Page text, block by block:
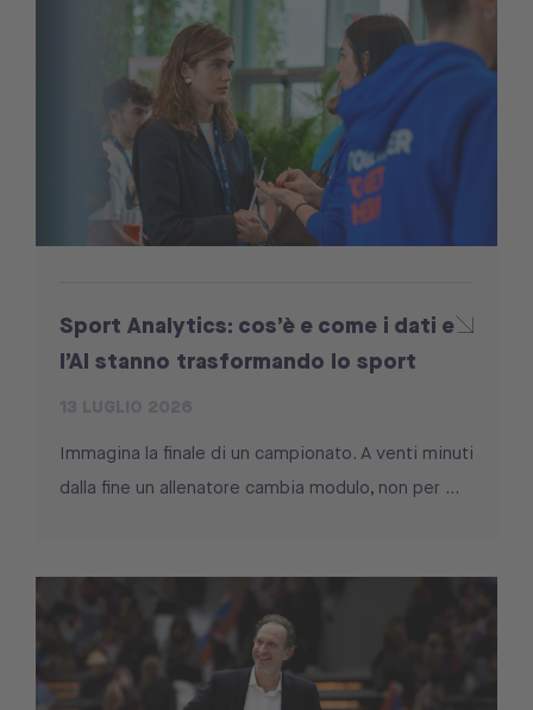
Sport Analytics: cos’è e come i dati e
l’AI stanno trasformando lo sport
Immagina la finale di un campionato. A venti minuti
dalla fine un allenatore cambia modulo, non per ...